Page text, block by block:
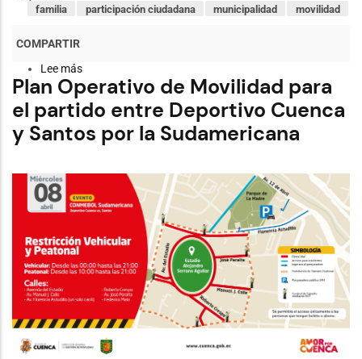
movilidad
municipalidad
participación ciudadana
familia
Lee más
El
Banquete
de
la
Trucha
consolidó
tercera
con
amplia
participación
y
sabor
rural
en
Cuenca
Plan Operativo de Movilidad para
el partido entre Deportivo Cuenca
y Santos por la Sudamericana